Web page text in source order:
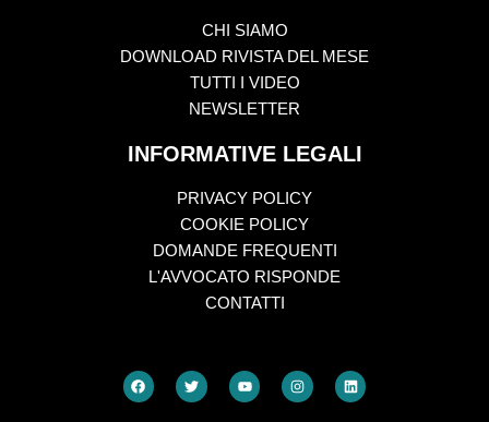
CHI SIAMO
DOWNLOAD RIVISTA DEL MESE
TUTTI I VIDEO
NEWSLETTER
INFORMATIVE LEGALI
PRIVACY POLICY
COOKIE POLICY
DOMANDE FREQUENTI
L'AVVOCATO RISPONDE
CONTATTI